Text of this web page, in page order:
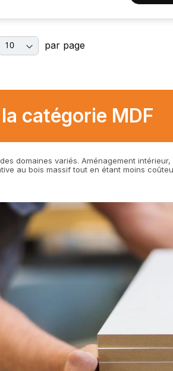
par page
catégorie MDF
domaines variés. Aménagement
au bois massif tout en étant moins